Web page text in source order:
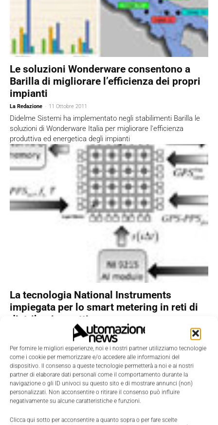
Per fornire le migliori esperienze, noi e i nostri partner utilizziamo tecnologie
come i cookie per memorizzare e/o accedere alle informazioni del
dispositivo. Il consenso a queste tecnologie permetterà a noi e ai nostri
partner di elaborare dati personali come il comportamento durante la
navigazione o gli ID univoci su questo sito e di mostrare annunci (non)
personalizzati. Non acconsentire o ritirare il consenso può influire
negativamente su alcune caratteristiche e funzioni.
Clicca qui sotto per acconsentire a quanto sopra o per fare scelte
Le soluzioni Wonderware consentono a
Barilla di migliorare l’efficienza dei propri
impianti
La Redazione - 11 Ottobre 2011
Didelme Sistemi ha implementato negli stabilimenti Barilla le
soluzioni di Wonderware Italia per migliorare l'efficienza
produttiva ed energetica degli impianti
La tecnologia National Instruments
impiegata per lo smart metering in reti di
distribuzione attive
5 Ottobre 2011
National Instruments ha collaborato, con l'Università di
Bologna, alla realizzazione di un'unità di misura fasori avanzata
per determinare il progresso d'operazione di reti di
distribuzione e promuovere la loro evoluzione in smart grid
attive